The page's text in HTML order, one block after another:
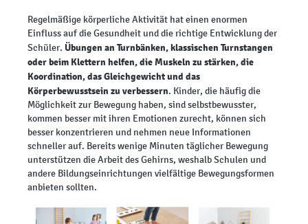
Regelmäßige körperliche Aktivität hat einen enormen
Einfluss auf die Gesundheit und die richtige Entwicklung der
Schüler. Übungen an Turnbänken, klassischen Turnstangen
oder beim Klettern helfen, die Muskeln zu stärken, die
Koordination, das Gleichgewicht und das
Körperbewusstsein zu verbessern. Kinder, die häufig die
Möglichkeit zur Bewegung haben, sind selbstbewusster,
kommen besser mit ihren Emotionen zurecht, können sich
besser konzentrieren und nehmen neue Informationen
schneller auf. Bereits wenige Minuten täglicher Bewegung
unterstützen die Arbeit des Gehirns, weshalb Schulen und
andere Bildungseinrichtungen vielfältige Bewegungsformen
anbieten sollten.